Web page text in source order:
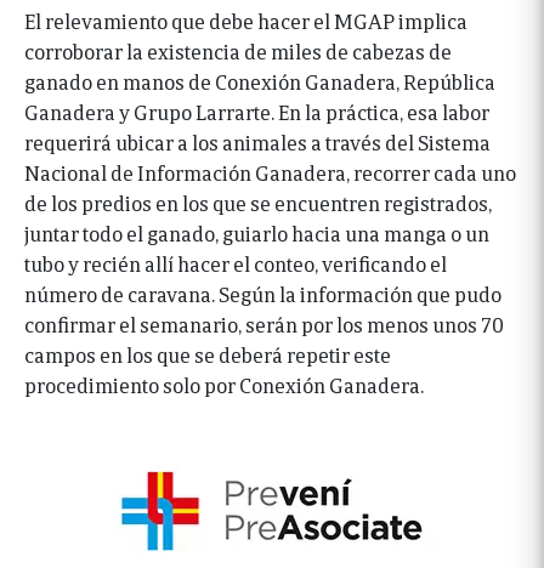
El relevamiento que debe hacer el MGAP implica
corroborar la existencia de miles de cabezas de
ganado en manos de Conexión Ganadera, República
Ganadera y Grupo Larrarte. En la práctica, esa labor
requerirá ubicar a los animales a través del Sistema
Nacional de Información Ganadera, recorrer cada uno
de los predios en los que se encuentren registrados,
juntar todo el ganado, guiarlo hacia una manga o un
tubo y recién allí hacer el conteo, verificando el
número de caravana. Según la información que pudo
confirmar el semanario, serán por los menos unos 70
campos en los que se deberá repetir este
procedimiento solo por Conexión Ganadera.